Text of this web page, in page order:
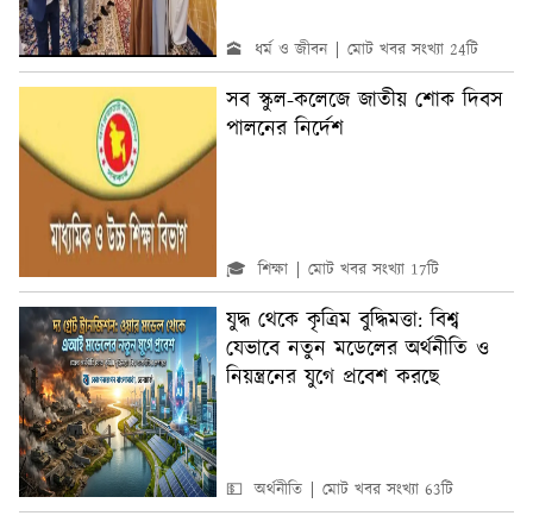
🕋 ধর্ম ও জীবন মোট খবর সংখ্যা 24টি
সব স্কুল-কলেজে জাতীয় শোক দিবস
পালনের নির্দেশ
🎓 শিক্ষা মোট খবর সংখ্যা 17টি
যুদ্ধ থেকে কৃত্রিম বুদ্ধিমত্তা: বিশ্ব
যেভাবে নতুন মডেলের অর্থনীতি ও
নিয়ন্ত্রনের যুগে প্রবেশ করছে
💵 অর্থনীতি মোট খবর সংখ্যা 63টি